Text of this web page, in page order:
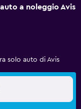
a noleggio Avis
solo auto di Avis